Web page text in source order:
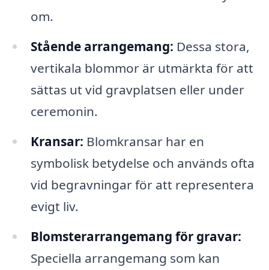
om.
Stående arrangemang: Dessa stora,
vertikala blommor är utmärkta för att
sättas ut vid gravplatsen eller under
ceremonin.
Kransar: Blomkransar har en
symbolisk betydelse och används ofta
vid begravningar för att representera
evigt liv.
Blomsterarrangemang för gravar:
Speciella arrangemang som kan